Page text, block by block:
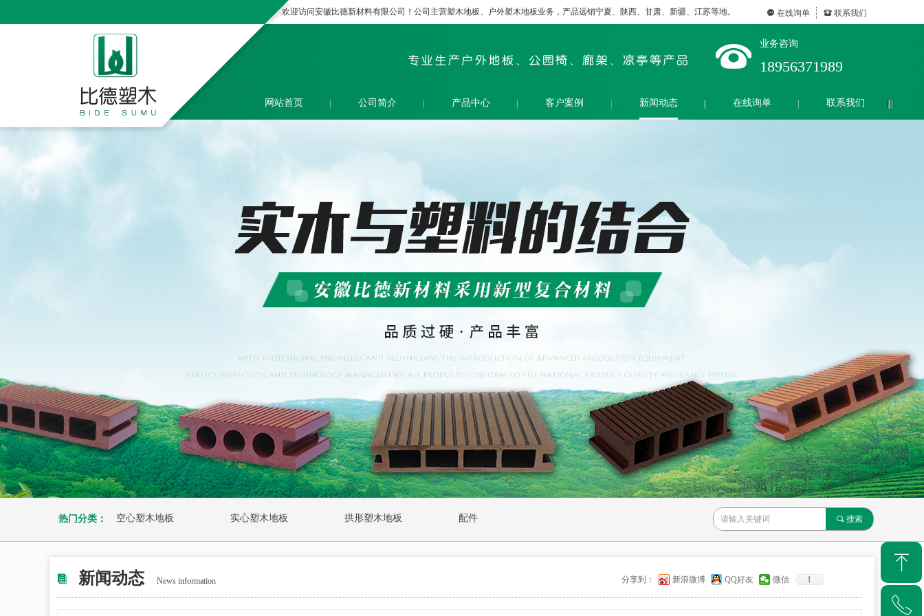
业务咨询
18956371989
网站首页 公司简介 产品中心 客户案例 新闻动态 在线询单 联系我们
欢迎访问安徽比德新材料有限公司！公司主营塑木地板、户外塑木地板业务，产品远销宁夏、陕西、甘肃、新疆、江苏等地。 끁 在线询单 뀰 联系我们
热门分类： 끠 搜索
空心塑木地板 实心塑木地板 拱形塑木地板 配件
新闻动态 News information
뀴 分享到： 新浪微博 QQ好友 微信 1
ꁸ
回到顶部
ꂅ